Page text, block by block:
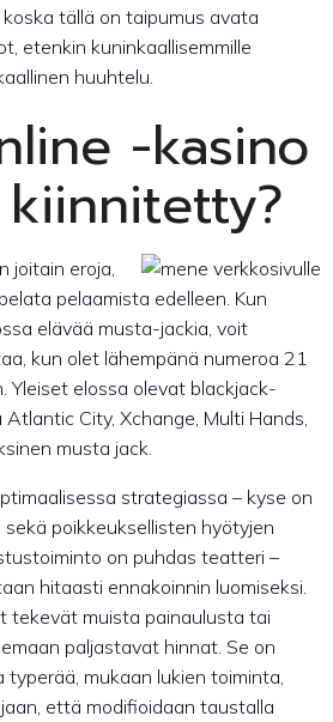
tällä on taipumus avata
etenkin kuninkaallisemmille
huuhtelu.
-kasino
joitain eroja,
pelaamista edelleen. Kun
elävää musta-jackia, voit
kun olet lähempänä numeroa 21
Yleiset elossa olevat blackjack-
City, Xchange, Multi Hands,
musta jack.
strategiassa – kyse on
poikkeuksellisten hyötyjen
on puhdas teatteri –
hitaasti ennakoinnin luomiseksi.
tekevät muista painaulusta tai
paljastavat hinnat. Se on
mukaan lukien toiminta,
että modifioidaan taustalla